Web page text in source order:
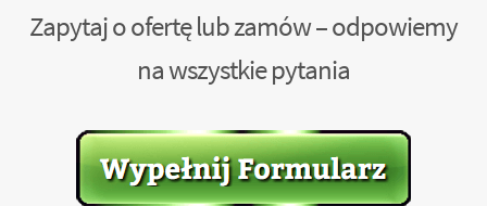
Zapytaj o ofertę lub zamów – odpowiemy
na wszystkie pytania